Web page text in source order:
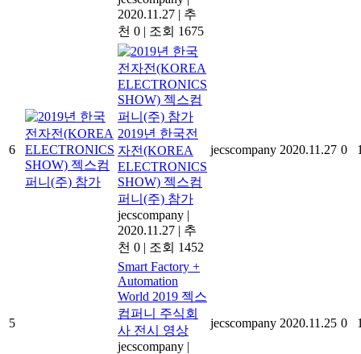
2020.11.27 | 추
천 0 | 조회 1675
6
2019년 한국전
자전(KOREA
ELECTRONICS
SHOW) 젝스컴
퍼니(주) 참가
jecscompany |
2020.11.27 | 추
천 0 | 조회 1452
jecscompany 2020.11.27 0
5
Smart Factory +
Automation
World 2019 젝스
컴퍼니 주식회
사 전시 영상
jecscompany |
jecscompany 2020.11.25 0